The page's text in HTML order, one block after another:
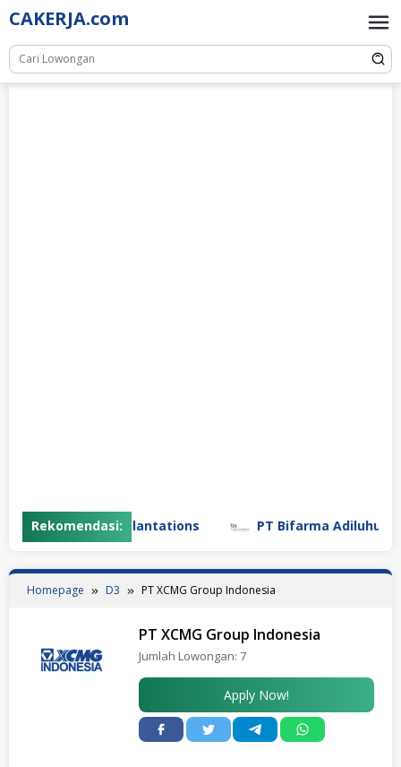
Skip
to
content
CAKERJA.com
Rekomendasi:
Madu Plantations PT Bifarma Adiluhung (a
Homepage D3 PT XCMG Group Indonesia
PT XCMG Group Indonesia
Jumlah Lowongan: 7
Apply Now!